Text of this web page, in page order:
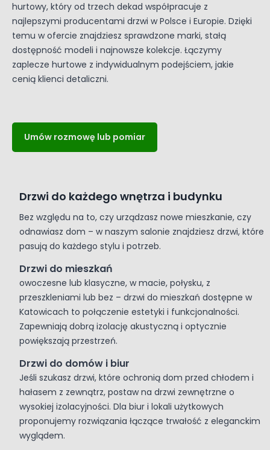
hurtowy, który od trzech dekad współpracuje z
najlepszymi producentami drzwi w Polsce i Europie. Dzięki
temu w ofercie znajdziesz sprawdzone marki, stałą
dostępność modeli i najnowsze kolekcje. Łączymy
zaplecze hurtowe z indywidualnym podejściem, jakie
cenią klienci detaliczni.
Umów rozmowę lub pomiar
Drzwi do każdego wnętrza i budynku
Bez względu na to, czy urządzasz nowe mieszkanie, czy
odnawiasz dom – w naszym salonie znajdziesz drzwi, które
pasują do każdego stylu i potrzeb.
Drzwi do mieszkań
owoczesne lub klasyczne, w macie, połysku, z
przeszkleniami lub bez – drzwi do mieszkań dostępne w
Katowicach to połączenie estetyki i funkcjonalności.
Zapewniają dobrą izolację akustyczną i optycznie
powiększają przestrzeń.
Drzwi do domów i biur
Jeśli szukasz drzwi, które ochronią dom przed chłodem i
hałasem z zewnątrz, postaw na drzwi zewnętrzne o
wysokiej izolacyjności. Dla biur i lokali użytkowych
proponujemy rozwiązania łączące trwałość z eleganckim
wyglądem.